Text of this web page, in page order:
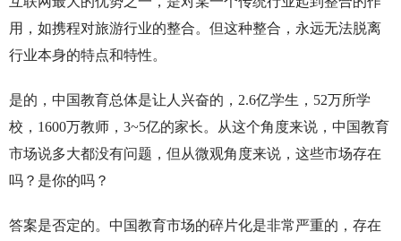
用，如携程对旅游行业的整合。但这种整合，永远无法脱离
行业本身的特点和特性。
是的，中国教育总体是让人兴奋的，2.6亿学生，52万所学
校，1600万教师，3~5亿的家长。从这个角度来说，中国教育
市场说多大都没有问题，但从微观角度来说，这些市场存在
吗？是你的吗？
答案是否定的。中国教育市场的碎片化是非常严重的，存在